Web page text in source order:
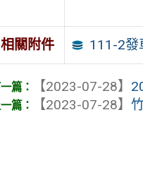
相關附件 111-2發
【2023-07-28】
【2023-07-28】